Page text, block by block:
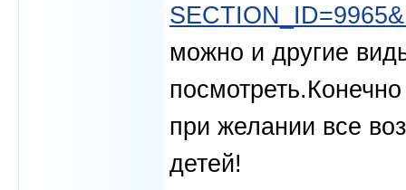
можно и другие
при желании все
детей!